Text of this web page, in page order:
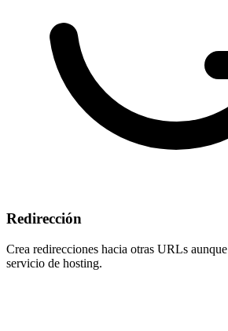
Redirección
Crea redirecciones hacia otras URLs aunque
servicio de hosting.